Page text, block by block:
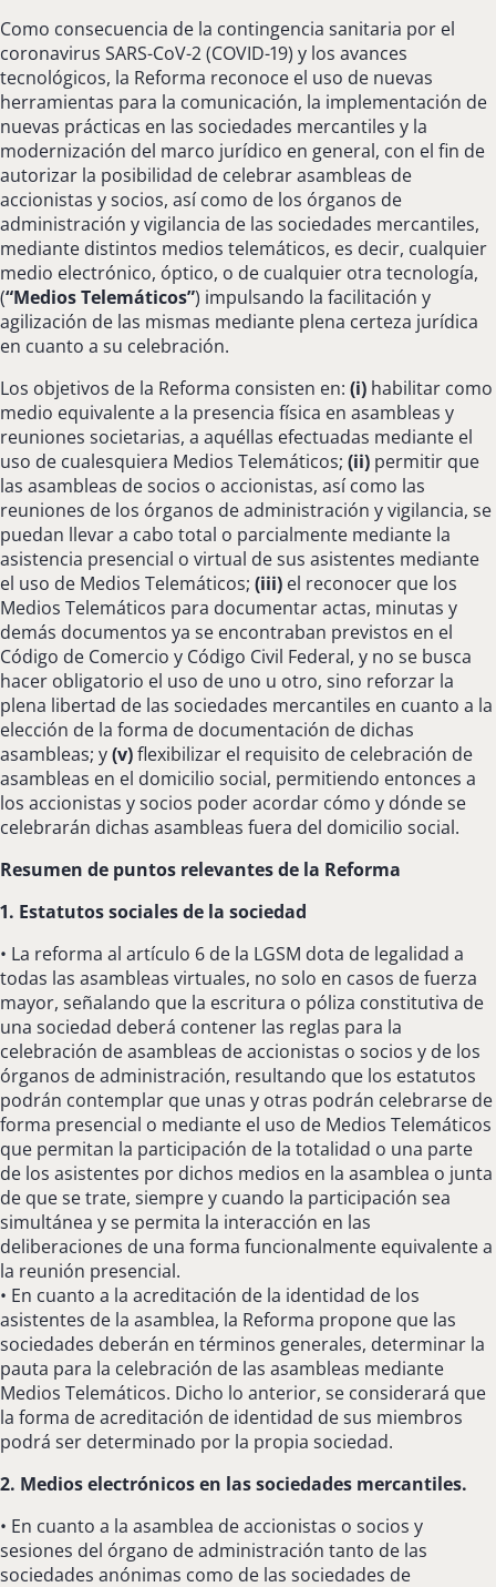
Como consecuencia de la contingencia sanitaria por el
coronavirus SARS-CoV-2 (COVID-19) y los avances
tecnológicos, la Reforma reconoce el uso de nuevas
herramientas para la comunicación, la implementación de
nuevas prácticas en las sociedades mercantiles y la
modernización del marco jurídico en general, con el fin de
autorizar la posibilidad de celebrar asambleas de
accionistas y socios, así como de los órganos de
administración y vigilancia de las sociedades mercantiles,
mediante distintos medios telemáticos, es decir, cualquier
medio electrónico, óptico, o de cualquier otra tecnología,
(“Medios Telemáticos”) impulsando la facilitación y
agilización de las mismas mediante plena certeza jurídica
en cuanto a su celebración.
Los objetivos de la Reforma consisten en: (i) habilitar como
medio equivalente a la presencia física en asambleas y
reuniones societarias, a aquéllas efectuadas mediante el
uso de cualesquiera Medios Telemáticos; (ii) permitir que
las asambleas de socios o accionistas, así como las
reuniones de los órganos de administración y vigilancia, se
puedan llevar a cabo total o parcialmente mediante la
asistencia presencial o virtual de sus asistentes mediante
el uso de Medios Telemáticos; (iii) el reconocer que los
Medios Telemáticos para documentar actas, minutas y
demás documentos ya se encontraban previstos en el
Código de Comercio y Código Civil Federal, y no se busca
hacer obligatorio el uso de uno u otro, sino reforzar la
plena libertad de las sociedades mercantiles en cuanto a la
elección de la forma de documentación de dichas
asambleas; y(v)flexibilizar el requisito de celebración de
asambleas en el domicilio social, permitiendo entonces a
los accionistas y socios poder acordar cómo y dónde se
celebrarán dichas asambleas fuera del domicilio social.
Resumen de puntos relevantes de la Reforma
1. Estatutos sociales de la sociedad
• La reforma al artículo 6 de la LGSM dota de legalidad a
todas las asambleas virtuales, no solo en casos de fuerza
mayor, señalando que la escritura o póliza constitutiva de
una sociedad deberá contener las reglas para la
celebración de asambleas de accionistas o socios y de los
órganos de administración, resultando que los estatutos
podrán contemplar que unas y otras podrán celebrarse de
forma presencial o mediante el uso de Medios Telemáticos
que permitan la participación de la totalidad o una parte
de los asistentes por dichos medios en la asamblea o junta
de que se trate, siempre y cuando la participación sea
simultánea y se permita la interacción en las
deliberaciones de una forma funcionalmente equivalente a
la reunión presencial.
• En cuanto a la acreditación de la identidad de los
asistentes de la asamblea, la Reforma propone que las
sociedades deberán en términos generales, determinar la
pauta para la celebración de las asambleas mediante
Medios Telemáticos. Dicho lo anterior, se considerará que
la forma de acreditación de identidad de sus miembros
podrá ser determinado por la propia sociedad.
2. Medios electrónicos en las sociedades mercantiles.
• En cuanto a la asamblea de accionistas o socios y
sesiones del órgano de administración tanto de las
sociedades anónimas como de las sociedades de